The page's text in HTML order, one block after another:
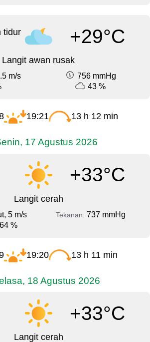
tidur +29°C
Langit awan rusak
m/s
756 mmHg
43 %
19:21 13 h 12 min
17 Agustus 2026
+33°C
Langit cerah
5 m/s Tekanan: 737 mmHg
64 %
19:20 13 h 11 min
18 Agustus 2026
+33°C
Langit cerah